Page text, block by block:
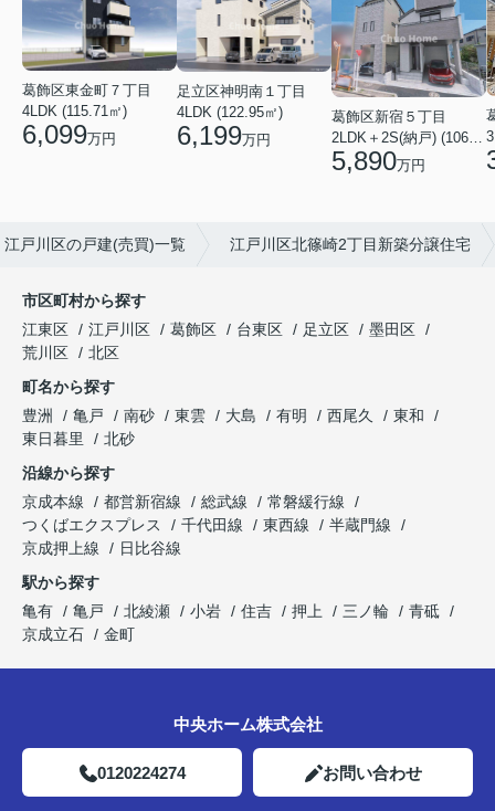
葛飾区東金町７丁目
4LDK (115.71㎡)
6,099万円
足立区神明南１丁目
4LDK (122.95㎡)
6,199万円
葛飾区新宿５丁目
2LDK＋2S(納戸) (106.19㎡)
5,890万円
江戸川区の戸建(売買)一覧 江戸川区北篠崎2丁目新築分譲住宅
市区町村から探す
江東区
江戸川区 葛飾区 台東区 足立区
墨田区
荒川区
北区
町名から探す
豊洲
亀戸 南砂 東雲 大島 有明 西尾久
東和
東日暮里
北砂
沿線から探す
京成本線
都営新宿線 総武線
常磐緩行線
つくばエクスプレス
千代田線 東西線
半蔵門線
京成押上線
日比谷線
駅から探す
亀有
亀戸 北綾瀬 小岩 住吉 押上 三ノ輪
青砥
京成立石
金町
中央ホーム株式会社
0120224274 お問い合わせ